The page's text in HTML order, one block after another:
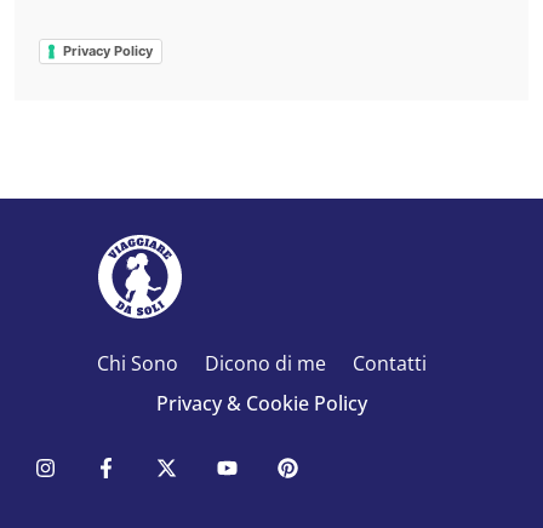
Privacy Policy
Chi Sono Dicono di me
Contatti
Privacy & Cookie Policy